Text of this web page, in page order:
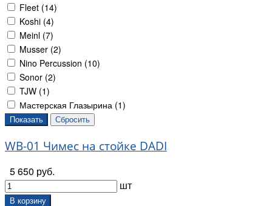
Fleet (14)
Koshi (4)
Meinl (7)
Musser (2)
Nino Percussion (10)
Sonor (2)
TJW (1)
Мастерская Глазырина (1)
WB-01 Чимес на стойке DADI
5 650 руб.
шт
В корзину